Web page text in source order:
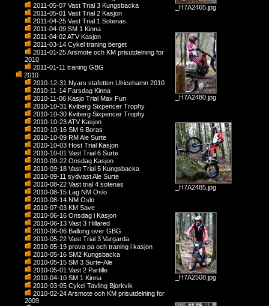
2011-05-07 Vast Trial 3 Kungsbacka
2011-05-01 Vast Trial 2 Kasjon
2011-04-25 Vast Trial 1 Sotenas
2011-04-09 SM 1 Kinna
2011-04-02 ATV Kasjon
2011-03-14 Cykel traning berget
2011-01-25 Arsmote och KM prisutdelning for
2010
2011-01-11 traning GBG
2010
2010-12-31 Nyars stafetten Ulricehamn 2010
2010-11-14 Farsdag Kinna
2010-11-06 Kasjo Trial Max Fun
2010-10-31 Kviberg Sixpencer Trophy
2010-10-30 Kviberg Sixpencer Trophy
2010-10-23 ATV Kasjon
2010-10-16 SM 6 Boras
2010-10-09 RM Ale Surte
2010-10-03 Host Trial Kasjon
2010-10-01 Vast Trial 6 Surte
2010-09-22 Onsdag Kasjon
2010-09-18 Vast Trial 5 Kungsbacka
2010-09-11 sydvast Ale Surte
2010-08-22 Vast trial 4 sotenas
2010-08-15 Lag NM Oslo
2010-08-14 NM Oslo
2010-07-03 KM Save
2010-06-16 Onsdag i Kasjon
2010-06-13 Vast 3 Hillared
2010-06-06 Ballong over GBG
2010-05-22 Vast Trial 3 Vargarda
2010-05-19 prova pa och traning i kasjon
2010-05-16 SM2 Kungsbacka
2010-05-15 SM 3 Surte-Ale
2010-05-01 Vast 2 Partille
2010-04-10 SM 1 Kinna
2010-03-05 Cykel Tavling Bjorkvik
2010-02-24 Arsmote och KM prisutdelning for
2009
_H7A2465.jpg
_H7A2480.jpg
_H7A2485.jpg
_H7A2508.jpg